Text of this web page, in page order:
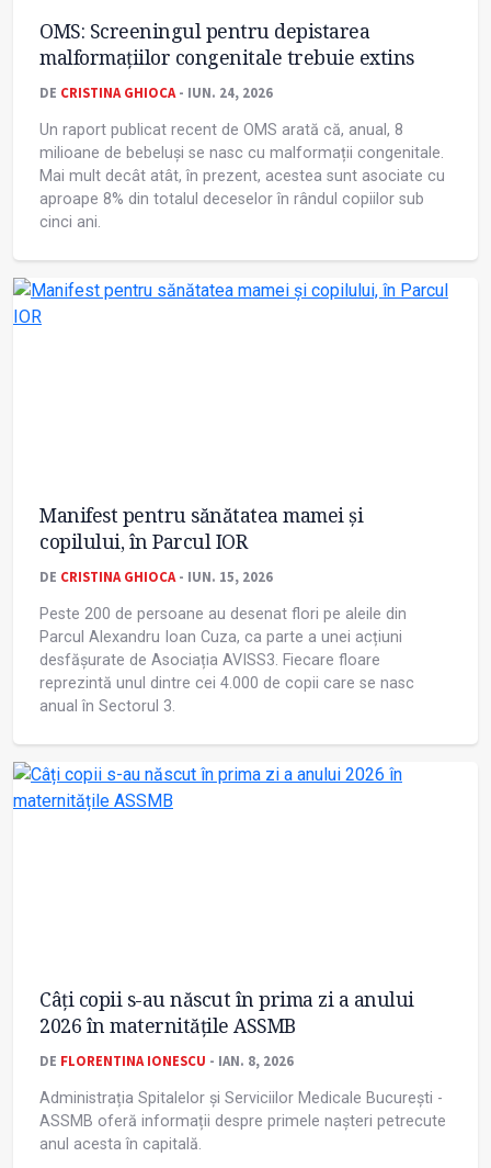
OMS: Screeningul pentru depistarea
malformațiilor congenitale trebuie extins
DE CRISTINA GHIOCA- IUN. 24, 2026
Un raport publicat recent de OMS arată că, anual, 8
milioane de bebeluși se nasc cu malformații congenitale.
Mai mult decât atât, în prezent, acestea sunt asociate cu
aproape 8% din totalul deceselor în rândul copiilor sub
cinci ani.
Manifest pentru sănătatea mamei și
copilului, în Parcul IOR
DE CRISTINA GHIOCA- IUN. 15, 2026
Peste 200 de persoane au desenat flori pe aleile din
Parcul Alexandru Ioan Cuza, ca parte a unei acțiuni
desfășurate de Asociația AVISS3. Fiecare floare
reprezintă unul dintre cei 4.000 de copii care se nasc
anual în Sectorul 3.
Câți copii s-au născut în prima zi a anului
2026 în maternitățile ASSMB
DE FLORENTINA IONESCU - IAN. 8, 2026
Administrația Spitalelor și Serviciilor Medicale București -
ASSMB oferă informații despre primele nașteri petrecute
anul acesta în capitală.